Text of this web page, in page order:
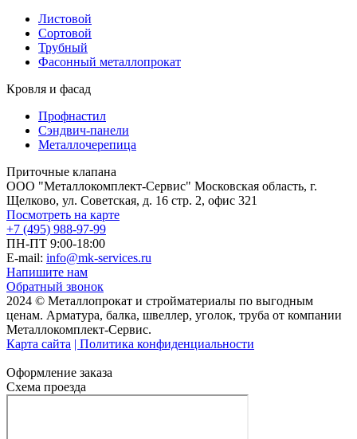
Листовой
Сортовой
Трубный
Фасонный металлопрокат
Кровля и фасад
Профнастил
Сэндвич-панели
Металлочерепица
Приточные клапана
ООО "Металлокомплект-Сервис" Московская область, г.
Щелково, ул. Советская, д. 16 стр. 2, офис 321
Посмотреть на карте
+7 (495) 988-97-99
ПН-ПТ 9:00-18:00
E-mail: info@mk-services.ru
Напишите нам
Обратный звонок
2024 © Металлопрокат и стройматериалы по выгодным
ценам. Арматура, балка, швеллер, уголок, труба от компании
Металлокомплект-Сервис.
Карта сайта | Политика конфиденциальности
Оформление заказа
Схема проезда